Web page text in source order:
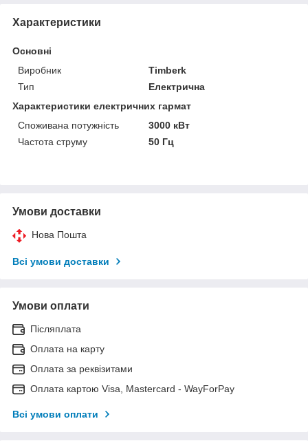
Характеристики
Основні
Виробник
Timberk
Тип
Електрична
Характеристики електричних гармат
Споживана потужність
3000 кВт
Частота струму
50 Гц
Умови доставки
Нова Пошта
Всі умови доставки
Умови оплати
Післяплата
Оплата на карту
Оплата за реквізитами
Оплата картою Visa, Mastercard - WayForPay
Всі умови оплати